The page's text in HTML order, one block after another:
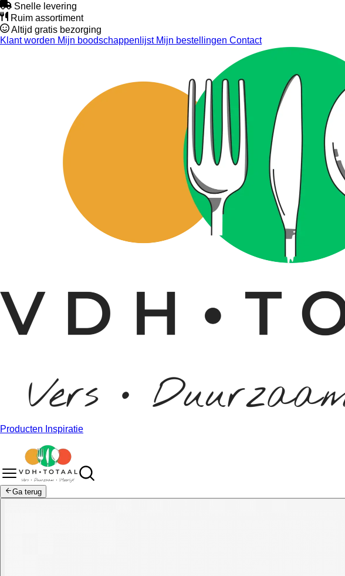
Snelle levering
Ruim assortiment
Altijd gratis bezorging
Klant worden Mijn boodschappenlijstMijn bestellingen Contact
Producten Inspiratie
Ga terug